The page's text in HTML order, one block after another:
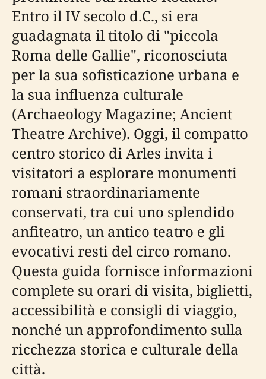
Entro il IV secolo d.C., si era
guadagnata il titolo di "piccola
Roma delle Gallie", riconosciuta
per la sua sofisticazione urbana e
la sua influenza culturale
(Archaeology Magazine; Ancient
Theatre Archive). Oggi, il compatto
centro storico di Arles invita i
visitatori a esplorare monumenti
romani straordinariamente
conservati, tra cui uno splendido
anfiteatro, un antico teatro e gli
evocativi resti del circo romano.
Questa guida fornisce informazioni
complete su orari di visita, biglietti,
accessibilità e consigli di viaggio,
nonché un approfondimento sulla
ricchezza storica e culturale della
città.